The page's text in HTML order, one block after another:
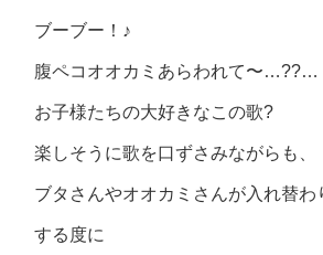
ブーブー！♪
腹ペコオオカミあらわれて〜…??…
お子様たちの大好きなこの歌?
楽しそうに歌を口ずさみながらも、
ブタさんやオオカミさんが入れ替わ
する度に